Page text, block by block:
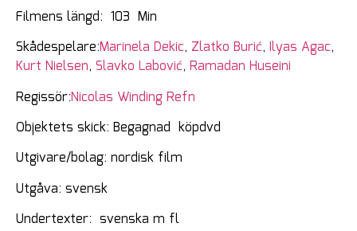
Filmens längd: 103 Min
Skådespelare:Marinela Dekic, Zlatko Burić, Ilyas Agac,
Kurt Nielsen, Slavko Labović, Ramadan Huseini
Regissör:Nicolas Winding Refn
Objektets skick: Begagnad köpdvd
Utgivare/bolag: nordisk film
Utgåva: svensk
Undertexter: svenska m fl